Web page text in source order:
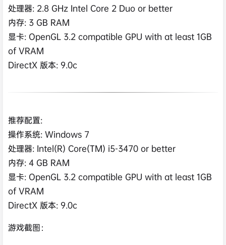
处理器: 2.8 GHz Intel Core 2 Duo or better
内存: 3 GB RAM
显卡: OpenGL 3.2 compatible GPU with at least 1GB
of VRAM
DirectX 版本: 9.0c
推荐配置:
操作系统: Windows 7
处理器: Intel(R) Core(TM) i5-3470 or better
内存: 4 GB RAM
显卡: OpenGL 3.2 compatible GPU with at least 1GB
of VRAM
DirectX 版本: 9.0c
游戏截图：